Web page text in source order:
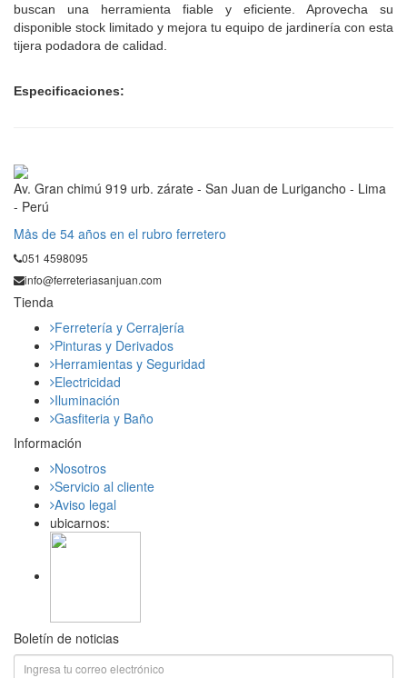
buscan una herramienta fiable y eficiente. Aprovecha su
disponible stock limitado y mejora tu equipo de jardinería con esta
tijera podadora de calidad.
Especificaciones:
Av. Gran chimú 919 urb. zárate - San Juan de Lurigancho - Lima
- Perú
Mås de 54 años en el rubro ferretero
051 4598095
info@ferreteriasanjuan.com
Tienda
Ferretería y Cerrajería
Pinturas y Derivados
Herramientas y Seguridad
Electricidad
Iluminación
Gasfiteria y Baño
Información
Nosotros
Servicio al cliente
Aviso legal
ubicarnos:
Boletín de noticias